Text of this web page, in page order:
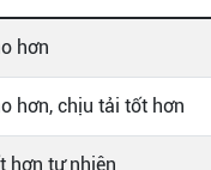
hơn
hơn, chịu tải tốt hơn
hơn tự nhiên